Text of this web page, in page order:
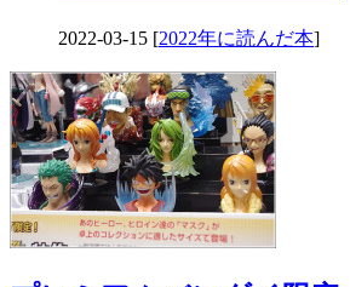
2022-03-15 [2022年に読んだ本]